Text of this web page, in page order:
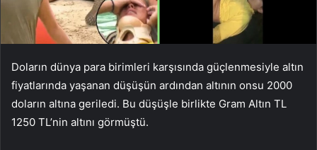
Doların dünya para birimleri karşısında güçlenmesiyle altın
fiyatlarında yaşanan düşüşün ardından altının onsu 2000
doların altına geriledi. Bu düşüşle birlikte Gram Altın TL
1250 TL’nin altını görmüştü.